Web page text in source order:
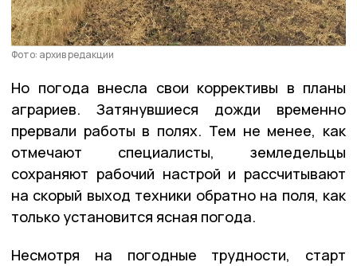
Фото: архив редакции
Но погода внесла свои коррективы в планы
аграриев. Затянувшиеся дожди временно
прервали работы в полях. Тем не менее, как
отмечают специалисты, земледельцы
сохраняют рабочий настрой и рассчитывают
на скорый выход техники обратно на поля, как
только установится ясная погода.
Несмотря на погодные трудности, старт